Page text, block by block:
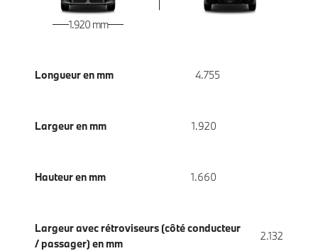
1.920 mm
Longueur en mm 4.755
Largeur en mm 1.920
Hauteur en mm 1.660
Largeur avec rétroviseurs (côté conducteur
/ passager) en mm
2.132